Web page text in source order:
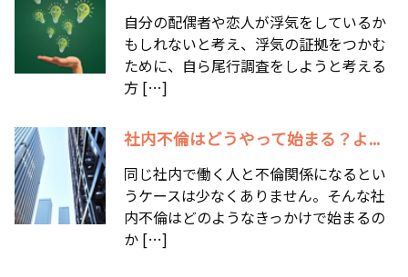
自分の配偶者や恋人が浮気をしているか
もしれないと考え、浮気の証拠をつかむ
ために、自ら尾行調査をしようと考える
方 […]
社内不倫はどうやって始まる？よ...
同じ社内で働く人と不倫関係になるとい
うケースは少なくありません。そんな社
内不倫はどのようなきっかけで始まるの
か […]